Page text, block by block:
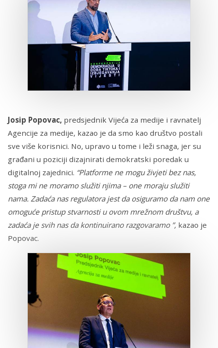
Josip Popovac, predsjednik Vijeća za medije i ravnatelj
Agencije za medije, kazao je da smo kao društvo postali
sve više korisnici. No, upravo u tome i leži snaga, jer su
građani u poziciji dizajnirati demokratski poredak u
digitalnoj zajednici. “Platforme ne mogu živjeti bez nas,
stoga mi ne moramo služiti njima – one moraju služiti
nama. Zadaća nas regulatora jest da osiguramo da nam one
omoguće pristup stvarnosti u ovom mrežnom društvu, a
zadaća je svih nas da kontinuirano razgovaramo ”, kazao je
Popovac.